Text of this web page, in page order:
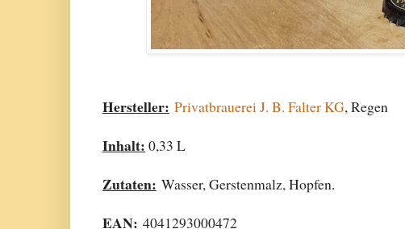
Hersteller: Privatbrauerei J. B. Falter KG, Regen
Inhalt: 0,33 L
Zutaten: Wasser, Gerstenmalz, Hopfen.
EAN: 4041293000472